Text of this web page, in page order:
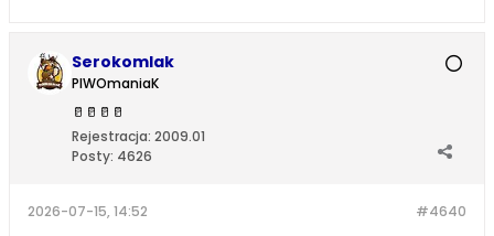
Serokomlak
PIWOmaniaK
🥛 🥛 🥛 🥛
Rejestracja: 2009.01
Posty: 4626
#4640
2026-07-15, 14:52